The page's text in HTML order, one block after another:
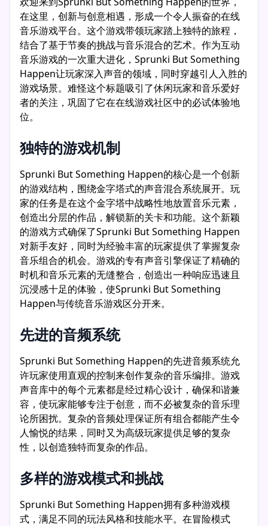
在这里，创新与创意相遇，形成一个令人振奋的在线
音乐游戏平台。这个游戏带领玩家踏上独特的旅程，
结合了基于节奏的挑战与音乐混合的艺术。作为互动
音乐游戏的一次重大进化，Sprunki But Something
Happen让玩家深入声音的领域，同时穿越引人入胜的
游戏场景。难怪这个标题吸引了休闲玩家和音乐爱好
者的关注，巩固了它在在线游戏社区中的必试体验地
位。
独特的游戏机制
Sprunki But Something Happen的核心是一个创新
的游戏结构，围绕金字塔式的声音混合系统展开。玩
家的任务是在这个金字塔中战略性地放置音乐元素，
创造出分层的作品，解锁新的关卡和功能。这个新颖
的游戏方式确保了Sprunki But Something Happen
对新手友好，同时为经验丰富的玩家提供了掌握复杂
音乐组合的机会。游戏的专有声音引擎保证了精确的
时机和音乐元素的无缝整合，创造出一种响应迅速且
沉浸感十足的体验，使Sprunki But Something
Happen与传统音乐游戏区分开来。
先进的音频系统
Sprunki But Something Happen的先进音频系统允
许玩家使用直观的控制来创作复杂的音乐编排。游戏
声音库中的每个元素都是经过精心设计，确保和谐兼
容，使玩家能够专注于创意，而不必被复杂的音乐理
论所困扰。复杂的音频处理保证所有组合都能产生令
人愉悦的结果，同时又为高级玩家提供足够的复杂
性，以创造独特而复杂的作品。
多样的游戏模式和挑战
Sprunki But Something Happen拥有多种游戏模
式，满足不同的玩法风格和技能水平。在冒险模式